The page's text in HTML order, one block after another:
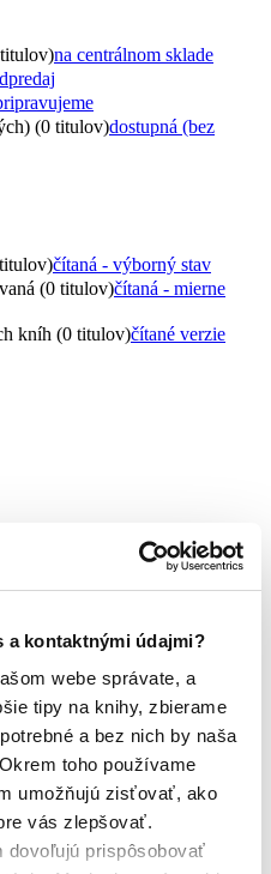
a kontaktnými údajmi?
webe správate, a
tipy na knihy, zbierame
a bez nich by naša
toho používame
umožňujú zisťovať, ako
vás zlepšovať.
dovoľujú prispôsobovať
na centrálnom sklade
(0 titulov)dostupná (bez
čítaná - výborný stav
(0 titulov)čítaná - mierne
kníh (0 titulov)čítané verzie
spoznávanie sveta1
väzba1